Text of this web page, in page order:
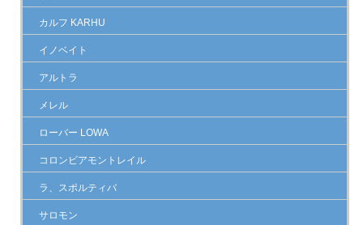
カルフ KARHU
イノベイト
アルトラ
メレル
ローバー LOWA
コロンビアモントレイル
ラ、スポルティバ
サロモン